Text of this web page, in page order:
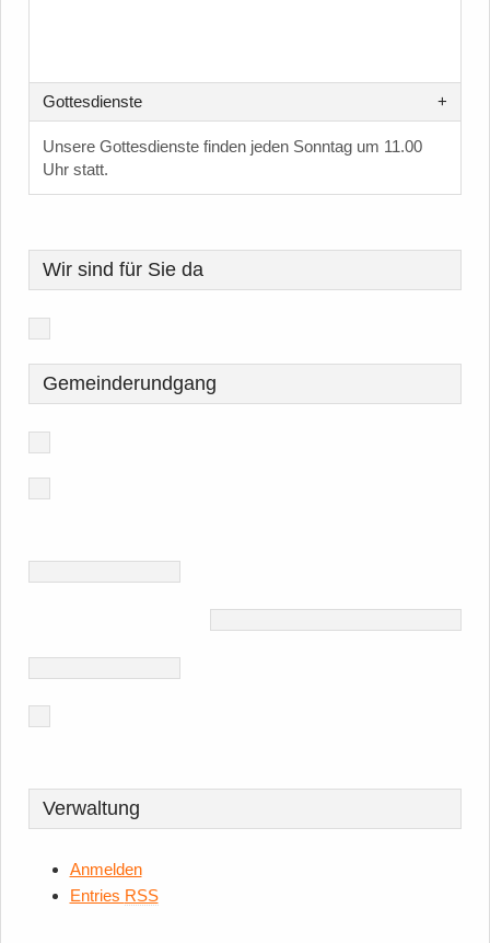
Gottesdienste
Unsere Gottesdienste finden jeden Sonntag um 11.00
Uhr statt.
Wir sind für Sie da
Gemeinderundgang
Verwaltung
Anmelden
Entries RSS